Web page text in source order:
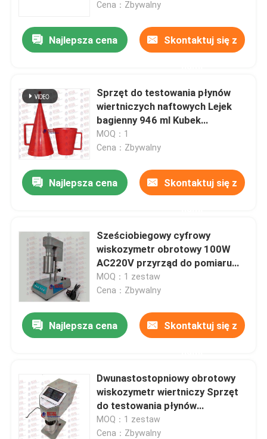
Cena：Zbywalny
Najlepsza cena Skontaktuj się z
Sprzęt do testowania płynów
wiertniczych naftowych Lejek
bagienny 946 ml Kubek
pomiarowy
MOQ：1
Cena：Zbywalny
Najlepsza cena Skontaktuj się z
Sześciobiegowy cyfrowy
wiskozymetr obrotowy 100W
AC220V przyrząd do pomiaru
lepkości
MOQ：1 zestaw
Cena：Zbywalny
Najlepsza cena Skontaktuj się z
Dwunastostopniowy obrotowy
wiskozymetr wiertniczy Sprzęt
do testowania płynów
wiertniczych
MOQ：1 zestaw
Cena：Zbywalny